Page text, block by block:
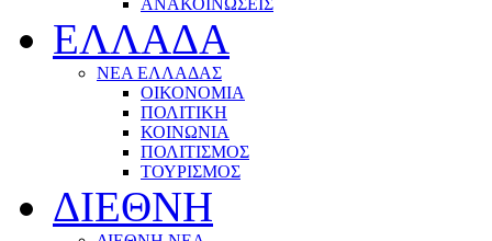
ΕΛΛΑΔΑ
ΝΕΑ ΕΛΛΑΔΑΣ
ΟΙΚΟΝΟΜΙΑ
ΠΟΛΙΤΙΚΗ
ΚΟΙΝΩΝΙΑ
ΠΟΛΙΤΙΣΜΟΣ
ΤΟΥΡΙΣΜΟΣ
ΔΙΕΘΝΗ